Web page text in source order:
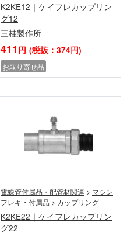
K2KE12｜ケイフレカップリン
グ12
三桂製作所
411 円 (税抜：374円)
お取り寄せ品
電線管付属品・配管材関連 > マシン
フレキ・付属品 > カップリング
K2KE22｜ケイフレカップリン
グ22